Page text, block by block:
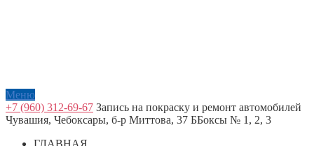
Меню
+7 (960) 312-69-67 Запись на покраску и ремонт автомобилей
Чувашия, Чебоксары, б-р Миттова, 37 ББоксы № 1, 2, 3
ГЛАВНАЯ